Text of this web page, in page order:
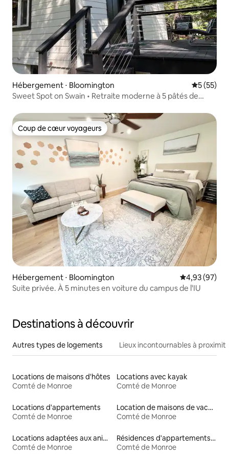
Hébergement ⋅ Bloomington
5 (55)
Sweet Spot on Swain • Retraite moderne à 5 pâtés de
Coup de cœur voyageurs
Coup de cœur voyageurs
Hébergement ⋅ Bloomington Évaluation
4,93 (97)
Suite privée. À 5 minutes en voiture du campus de l'IU
Destinations à découvrir
Autres types de logements Lieux incontournables à
Locations de maisons d'hôtes
Comté de Monroe
Locations avec kayak
Comté de Monroe
Locations d'appartements
Comté de Monroe
Location de maisons de vacances
Comté de Monroe
Locations adaptées aux animaux
Comté de Monroe
Résidences d'appartements en location
Comté de Monroe